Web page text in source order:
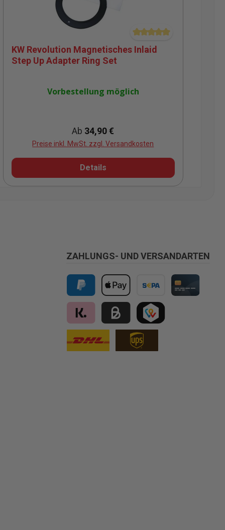
von 5 von 5 Sternen Durchschnittliche
KW Revolution Magnetisches Inlaid
Step Up Adapter Ring Set
Vorbestellung möglich
Regulärer Preis:
Ab 34,90 €
Preise inkl. MwSt. zzgl. Versandkosten
Details
ZAHLUNGS- UND VERSANDARTEN
PayPal Apple Pay Vorkasse
Klarna Kauf auf Rechnung für B2B via
TWINT